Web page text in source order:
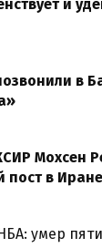
и
в
Мохсен
пост в Иране
умер